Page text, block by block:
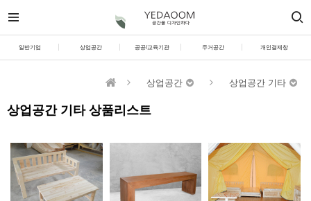
일반기업 상업공간 공공/교육기관 주거공간 개인결제창
상업공간 기타 상품리스트
상업공간 상업공간 기타